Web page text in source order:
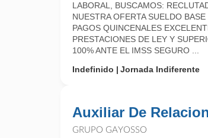
LABORAL, BUSCAMOS:
NUESTRA OFERTA SUELDO
PAGOS QUINCENALES
PRESTACIONES DE LEY Y
100% ANTE EL IMSS SEGURO ...
Indefinido
Jornada Indiferente
Auxiliar De
GRUPO GAYOSSO